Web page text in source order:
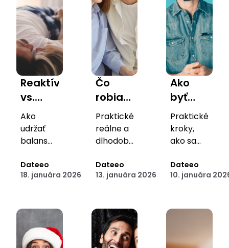
Reaktívna
vs.
vedomá
láska:
Ako sa
keď
začneme
„príliš
veľa“
Ako
udržať
balans
emóciou
a
modernom
randení.
Dateeo
18. januára 2026
Čo
robia
stabilné
páry
inak? 7
zdravých
partnerských
Praktické,
reálne a
dlhodobo
návyky,
ktoré
pokope.
Dateeo
13. januára 2026
Ako
byť
mužom,
ktorý
je
na
skutočný
(nie
dating)
Praktické
kroky,
ako sa
partnerom,
ktorý vie
autenticky.
Dateeo
10. januára